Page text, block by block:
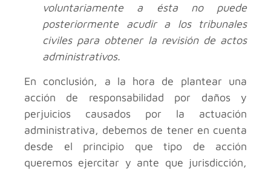
voluntariamente a ésta no puede
posteriormente acudir a los tribunales
civiles para obtener la revisión de actos
administrativos.
En conclusión, a la hora de plantear una
acción de responsabilidad por daños y
perjuicios causados por la actuación
administrativa, debemos de tener en cuenta
desde el principio que tipo de acción
queremos ejercitar y ante que jurisdicción,